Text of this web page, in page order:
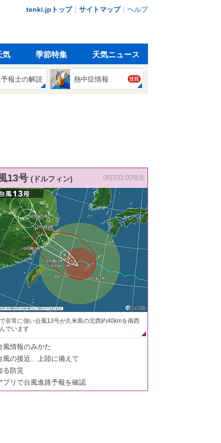
tenki.jpトップ｜ サイトマップ｜ ヘルプ
気 季節特集 天気ニュース
報士の解説 熱中症情報 注目
13号 (ドルフィン) 08日03:00現在
非常に強い台風13号が久米島の北西約40kmを南西
でいます
風情報のみかた
風の接近、上陸に備えて
る防災
プリで台風進路予報を確認